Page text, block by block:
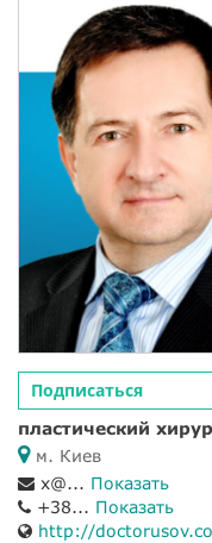
Подписаться
пластический
м. Киев
x@... Показать
+38... Показать
http://